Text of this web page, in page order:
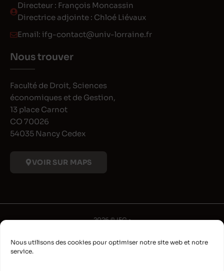
Nous utilisons des cookies pour optimiser notre site web et notre
service.
Directeur : François Moncassin
Directrice adjointe : Chloé Liévaux
Email: ifg-contact@univ-lorraine.fr
Nous trouver
Faculté de Droit, Sciences
économiques et de Gestion,
13 place Carnot
CO 70026
54035 Nancy Cedex
VOIR SUR MAPS
2026 © IFG •
•